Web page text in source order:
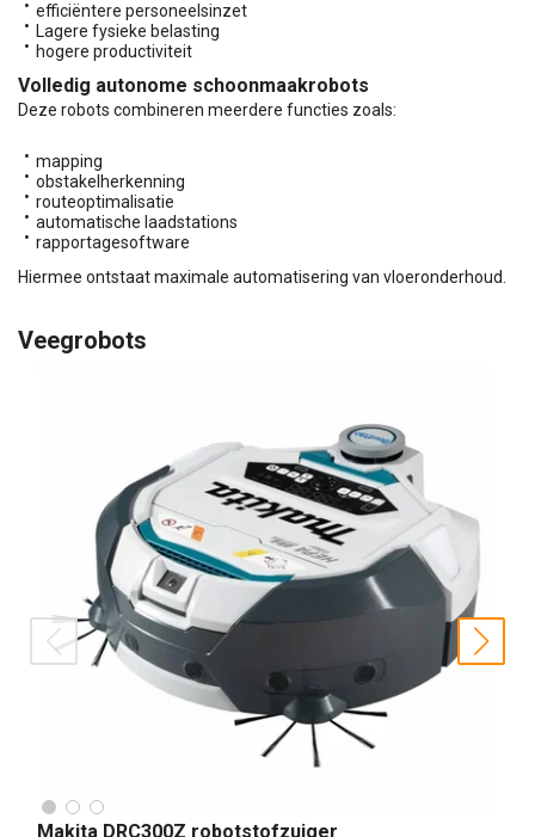
efficiëntere personeelsinzet
Lagere fysieke belasting
hogere productiviteit
Volledig autonome schoonmaakrobots
Deze robots combineren meerdere functies zoals:
mapping
obstakelherkenning
routeoptimalisatie
automatische laadstations
rapportagesoftware
Hiermee ontstaat maximale automatisering van vloeronderhoud.
Veegrobots
Makita DRC300Z robotstofzuiger
prev next